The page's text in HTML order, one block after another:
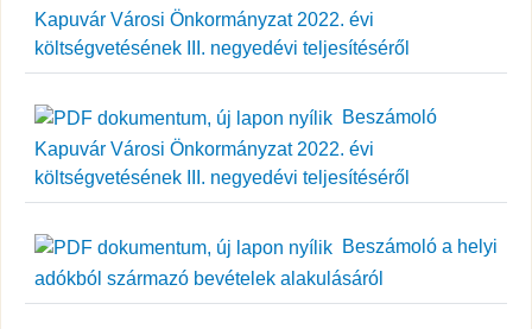
Kapuvár Városi Önkormányzat 2022. évi
költségvetésének III. negyedévi teljesítéséről
Beszámoló
Kapuvár Városi Önkormányzat 2022. évi
költségvetésének III. negyedévi teljesítéséről
Beszámoló a helyi
adókból származó bevételek alakulásáról